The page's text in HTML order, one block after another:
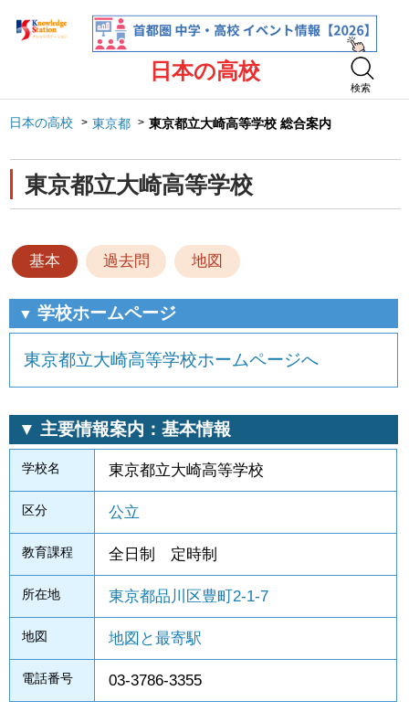
日本の高校
検索
日本の高校 東京都 東京都立大崎高等学校 総合案内
東京都立大崎高等学校
基本 過去問 地図
▼ 学校ホームページ
東京都立大崎高等学校ホームページへ
▼ 主要情報案内：基本情報
学校名 東京都立大崎高等学校
区分 公立
教育課程 全日制 定時制
所在地 東京都品川区豊町2-1-7
地図 地図と最寄駅
電話番号 03-3786-3355